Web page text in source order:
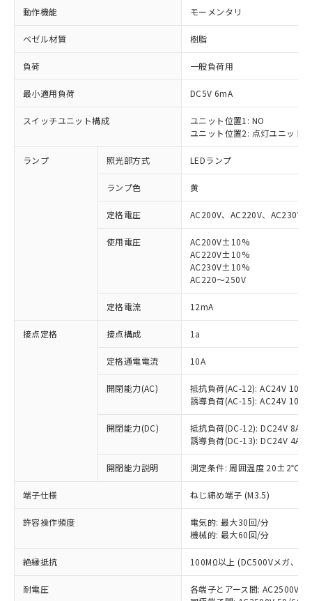
動作機能 モーメンタリ
ベゼル材質 樹脂
負荷 一般負荷用
最小適用負荷 DC5V 6mA
スイッチユニット構成
ユニット位置1: NO
ユニット位置2: 点灯ユニット
ランプ 照光部方式 LEDランプ
ランプ色 黄
定格電圧 AC200V、AC220V、AC230V
使用電圧
AC200V±10%
AC220V±10%
AC230V±10%
AC220～250V
定格電流 12mA
接点定格 接点構成 1a
定格通電電流 10A
開閉能力(AC)
抵抗負荷(AC-12): AC24V 10A/
誘導負荷(AC-15): AC24V
開閉能力(DC)
抵抗負荷(DC-12): DC24V 8A/
誘導負荷(DC-13): DC24V 4A/
開閉能力説明 測定条件: 周囲温度 20±2℃、
端子仕様 ねじ締め端子 (M3.5)
許容操作頻度
電気的: 最大30回/分
機械的: 最大60回/分
絶縁抵抗 100MΩ以上 (DC500Vメガ、点
耐電圧
各端子とアース間: AC2500V
ご利用条件
以下の条件をお読みいただき、同意のうえ
本サービスは、当社制御機器事業取扱
商品の当社在庫状況および標準価格
(税抜)を提供させていただくもので
当社制御機器事業取扱商品の中には、
本サービスの対象外となる商品もある
ことをご了承ください。
在庫状況および標準価格照会結果は、
記載している更新日時点での社内デー
タに基づき作成されるものであり、閲
準価格とは異なる場合があることをご
対応済み：EU RoHS指令（10物質）の
非含有に対応した製品が提供可能な商品で
対応予定：EU RoHS指令（10物質）の非含
有に対応した製品に切り替える予定のある
対応予定なし：EU RoHS指令（10物質）の
非含有に非対応の商品で、対応品を出す予
調査・確認中：EU RoHS指令（10物質）の
非含有の対応状況を調査中または確認中の
非該当品：ライセンス料など無形物で、有
害物質有無と関係のない商品です。
仕入先様の事情により、非含有部品として
いたものが、含有品と判明した場合などや
むを得ず変更することがあります。
*EU RoHS指令（10物質）：
鉛(Pb) 1000ppm以下、 水銀(Hg) 1000ppm以下、 カド
六価クロム(Cr(Ⅵ)) 1000ppm以下、ポリ臭化ビフェニル
「○」：最大均質材料含有率が中国RoHSの
基準値以下であることを示します。
「×」：最大均質材料含有率が中国RoHSの
基準値を超えていることを示します。
「－」：未確認です。当社販売部門へお問
当社は、これら貴社製品のうち、外国
為替および外国貿易法に定める商品
（以下｢規制貨物等」という）を輸出
または国外への提供する場合は、日本
国政府の輸出許可(または役務取引許
可)を取得するなどの必要な手続きを